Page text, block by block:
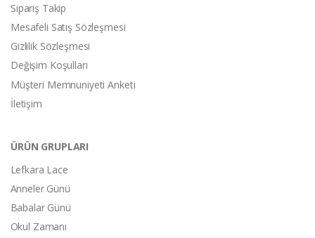
Sipariş Takip
Mesafeli Satış Sözleşmesi
Gizlilik Sözleşmesi
Değişim Koşulları
Müşteri Memnuniyeti Anketi
İletişim
ÜRÜN GRUPLARI
Lefkara Lace
Anneler Günü
Babalar Günü
Okul Zamanı